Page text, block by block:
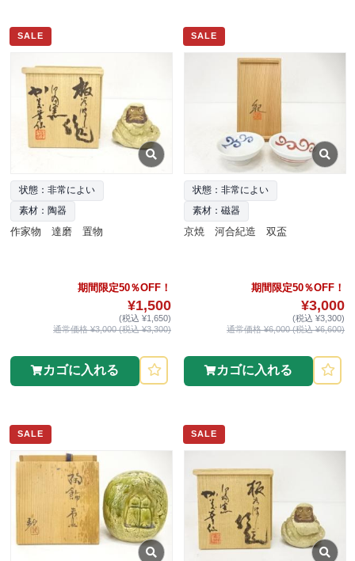
SALE
状態：非常によい
素材：陶器
作家物 達磨 置物
期間限定50％OFF！
¥1,500
(税込 ¥1,650)
通常価格 ¥3,000 (税込 ¥3,300)
カゴに入れる
SALE
状態：非常によい
素材：磁器
京焼 河合紀造 双盃
期間限定50％OFF！
¥3,000
(税込 ¥3,300)
通常価格 ¥6,000 (税込 ¥6,600)
カゴに入れる
SALE SALE